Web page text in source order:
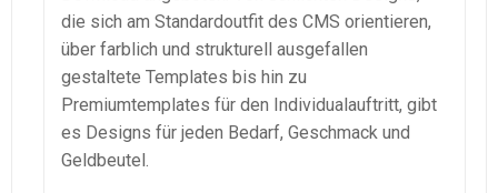
die sich am Standardoutfit des CMS orientieren,
über farblich und strukturell ausgefallen
gestaltete Templates bis hin zu
Premiumtemplates für den Individualauftritt, gibt
es Designs für jeden Bedarf, Geschmack und
Geldbeutel.